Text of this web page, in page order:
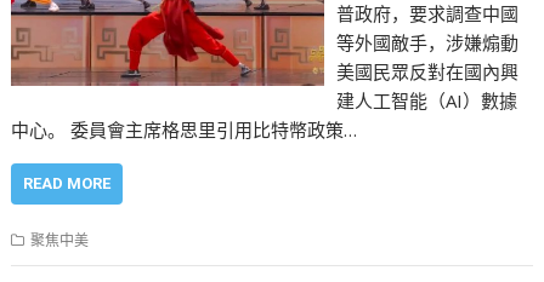
普政府，要求調查中國
等外國敵手，涉嫌煽動
美國民眾反對在國內興
建人工智能（AI）數據
中心。 委員會主席格思里引用比特幣政策…
READ MORE
聚焦中美